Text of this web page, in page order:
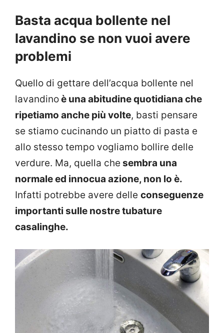
Basta acqua bollente nel
lavandino se non vuoi avere
problemi
Quello di gettare dell’acqua bollente nel
lavandinoè una abitudine quotidiana che
ripetiamo anche più volte, basti pensare
se stiamo cucinando un piatto di pasta e
allo stesso tempo vogliamo bollire delle
verdure. Ma, quella che sembra una
normale ed innocua azione, non lo è.
Infatti potrebbe avere delle conseguenze
importanti sulle nostre tubature
casalinghe.